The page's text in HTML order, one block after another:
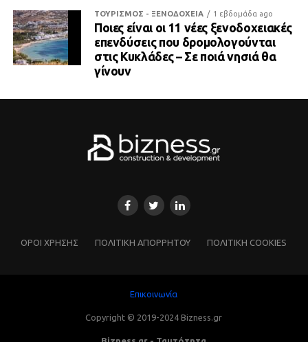
ΤΟΥΡΙΣΜΟΣ - ΞΕΝΟΔΟΧΕΙΑ 1 εβδομάδα ago
Ποιες είναι οι 11 νέες ξενοδοχειακές
επενδύσεις που δρομολογούνται
στις Κυκλάδες – Σε ποιά νησιά θα
γίνουν
ΌΡΟΙ ΧΡΗΣΗΣ ΠΟΛΙΤΙΚΗ ΑΠΟΡΡΗΤΟΥ ΠΟΛΙΤΙΚΗ COOKIES
Επικοινωνία
Copyright © 2019-2024 Bizness.gr